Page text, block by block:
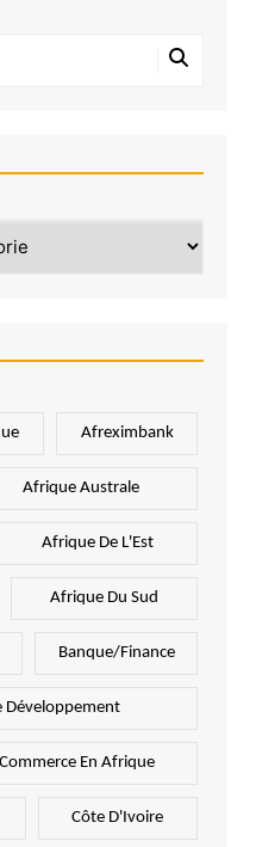
Afreximbank
Afrique Australe
Afrique De L'Est
Afrique Du Sud
Banque/Finance
Développement
Commerce En Afrique
Côte D'Ivoire